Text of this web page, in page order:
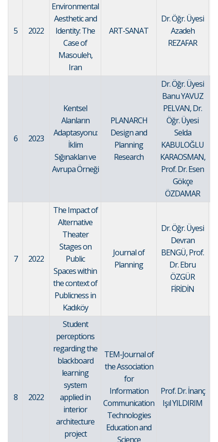
5 2022
Environmental
Aesthetic and
Identity: The
Case of
Masouleh,
Iran
ART-SANAT
Dr. Öğr. Üyesi
Azadeh
REZAFAR
6 2023
Kentsel
Alanların
Adaptasyonu:
İklim
Sığınakları ve
Avrupa Örneği
PLANARCH
Design and
Planning
Research
Dr. Öğr. Üyesi
Banu YAVUZ
PELVAN, Dr.
Öğr. Üyesi
Selda
KABULOĞLU
KARAOSMAN,
Prof. Dr. Esen
Gökçe
ÖZDAMAR
7 2022
The Impact of
Alternative
Theater
Stages on
Public
Spaces within
the context of
Publicness in
Kadıköy
Journal of
Planning
Dr. Öğr. Üyesi
Devran
BENGÜ, Prof.
Dr. Ebru
ÖZGÜR
FİRİDİN
8 2022
Student
perceptions
regarding the
blackboard
learning
system
applied in
interior
architecture
project
TEM-Journal of
the Association
for
Information
Communication
Technologies
Education and
Science
Prof. Dr. İnanç
Işıl YILDIRIM